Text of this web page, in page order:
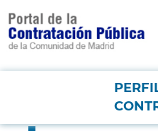
contenido
principal
Menú PCON
Suministro de